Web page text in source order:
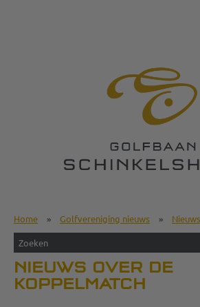
Home » Golfvereniging nieuws »
NIEUWS OVER DE
KOPPELMATCH